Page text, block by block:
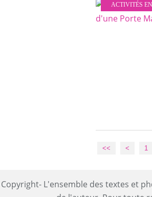
ACTIVITÉS
<< < 1
Copyright- L'ensemble des textes et